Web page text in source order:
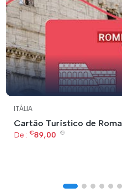
ITÁLIA
Cartão Turístico de Roma
De : €89,00 €